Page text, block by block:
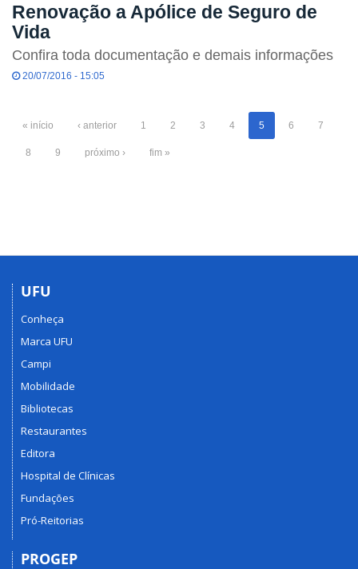
Renovação a Apólice de Seguro de
Vida
Confira toda documentação e demais informações
20/07/2016 - 15:05
« início ‹ anterior 1 2 3 4 5 6 7
8 9 próximo › fim »
UFU
Conheça
Marca UFU
Campi
Mobilidade
Bibliotecas
Restaurantes
Editora
Hospital de Clínicas
Fundações
Pró-Reitorias
PROGEP